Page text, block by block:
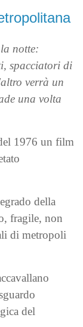
notte:
spacciatori di
verrà un
una volta
1976 un film
della
fragile, non
di metropoli
del